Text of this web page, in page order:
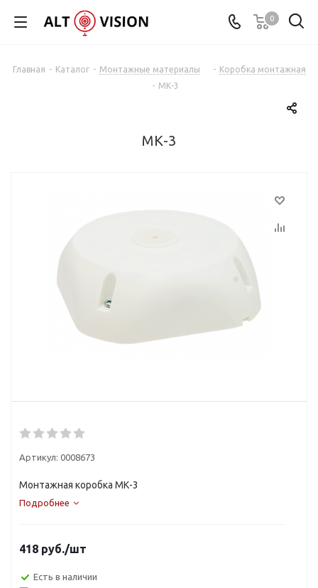
0
Главная - Каталог - Монтажные материалы - Коробка монтажная
- МК-3
МК-3
Артикул: 0008673
Монтажная коробка МК-3
Подробнее
418 руб./шт
Есть в наличии